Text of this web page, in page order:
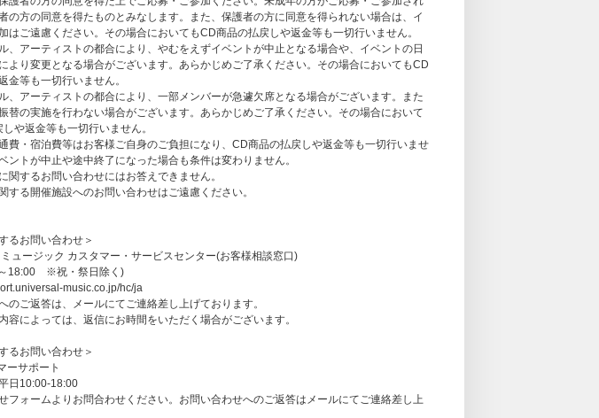
ワイモバイルまとめて支払い、d払い）のみとなります。
ド、携帯キャリア決済をお支払い方法として選択された場合、予約注文時に決済サービ
対し与信照会を行いますが、予約注文時点から商品の発売日まで一定以上の期間がある
の出荷時よりも前に再度与信照会を行う場合がございます。
ラーとなった場合、当社より他のお支払い方法をご案内させていただく場合がございま
更後のお支払い方法で必要となる手数料はお客様のご負担となります。また、支払い方
数料の発生を理由とした注文のキャンセルは承りかねます。あらかじめご了承くださ
、応募方法、注意事項（必ずご確認ください）
特典：シリアルナンバー入り応募抽選券
期間その他詳細は追ってご案内いたします。
みの封入特典となります。初回分終了後も商品ページの表記の変更はございません。ご
の方の同意を得たものとみなします。また、保護者の方に同意を得られない場合は、イ
はご遠慮ください。その場合においてもCD商品の払戻しや返金等も一切行いません。
、アーティストの都合により、やむをえずイベントが中止となる場合や、イベントの日
より変更となる場合がございます。あらかじめご了承ください。その場合においてもCD
金等も一切行いません。
、アーティストの都合により、一部メンバーが急遽欠席となる場合がございます。また
替の実施を行わない場合がございます。あらかじめご了承ください。その場合において
や返金等も一切行いません。
費・宿泊費等はお客様ご自身のご負担になり、CD商品の払戻しや返金等も一切行いませ
ントが中止や途中終了になった場合も条件は変わりません。
関するお問い合わせにはお答えできません。
する開催施設へのお問い合わせはご遠慮ください。
るお問い合わせ＞
ュージック カスタマー・サービスセンター(お客様相談窓口)
18:00 ※祝・祭日除く)
music.co.jp/hc/ja
のご返答は、メールにてご連絡差し上げております。
容によっては、返信にお時間をいただく場合がございます。
るお問い合わせ＞
ーサポート
日10:00-18:00
フォームよりお問合わせください。お問い合わせへのご返答はメールにてご連絡差し上